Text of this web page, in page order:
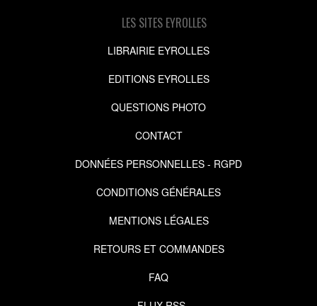
LES SITES EYROLLES
LIBRAIRIE EYROLLES
EDITIONS EYROLLES
QUESTIONS PHOTO
CONTACT
DONNÉES PERSONNELLES - RGPD
CONDITIONS GÉNÉRALES
MENTIONS LÉGALES
RETOURS ET COMMANDES
FAQ